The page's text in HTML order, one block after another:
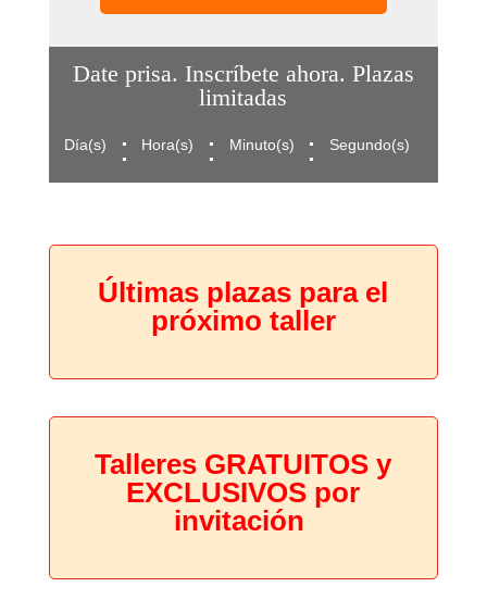
Date prisa. Inscríbete ahora. Plazas
limitadas
Día(s) : Hora(s) : Minuto(s) : Segundo(s)
Últimas plazas para el
próximo taller
Talleres GRATUITOS y
EXCLUSIVOS por
invitación